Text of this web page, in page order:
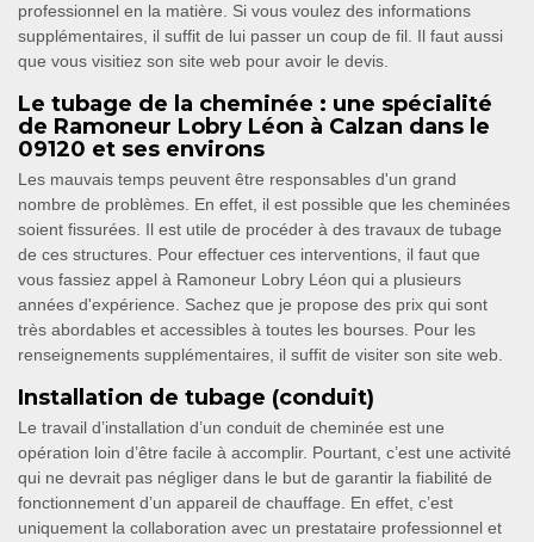
professionnel en la matière. Si vous voulez des informations
supplémentaires, il suffit de lui passer un coup de fil. Il faut aussi
que vous visitiez son site web pour avoir le devis.
Le tubage de la cheminée : une spécialité
de Ramoneur Lobry Léon à Calzan dans le
09120 et ses environs
Les mauvais temps peuvent être responsables d'un grand
nombre de problèmes. En effet, il est possible que les cheminées
soient fissurées. Il est utile de procéder à des travaux de tubage
de ces structures. Pour effectuer ces interventions, il faut que
vous fassiez appel à Ramoneur Lobry Léon qui a plusieurs
années d'expérience. Sachez que je propose des prix qui sont
très abordables et accessibles à toutes les bourses. Pour les
renseignements supplémentaires, il suffit de visiter son site web.
Installation de tubage (conduit)
Le travail d’installation d’un conduit de cheminée est une
opération loin d’être facile à accomplir. Pourtant, c’est une activité
qui ne devrait pas négliger dans le but de garantir la fiabilité de
fonctionnement d’un appareil de chauffage. En effet, c’est
uniquement la collaboration avec un prestataire professionnel et